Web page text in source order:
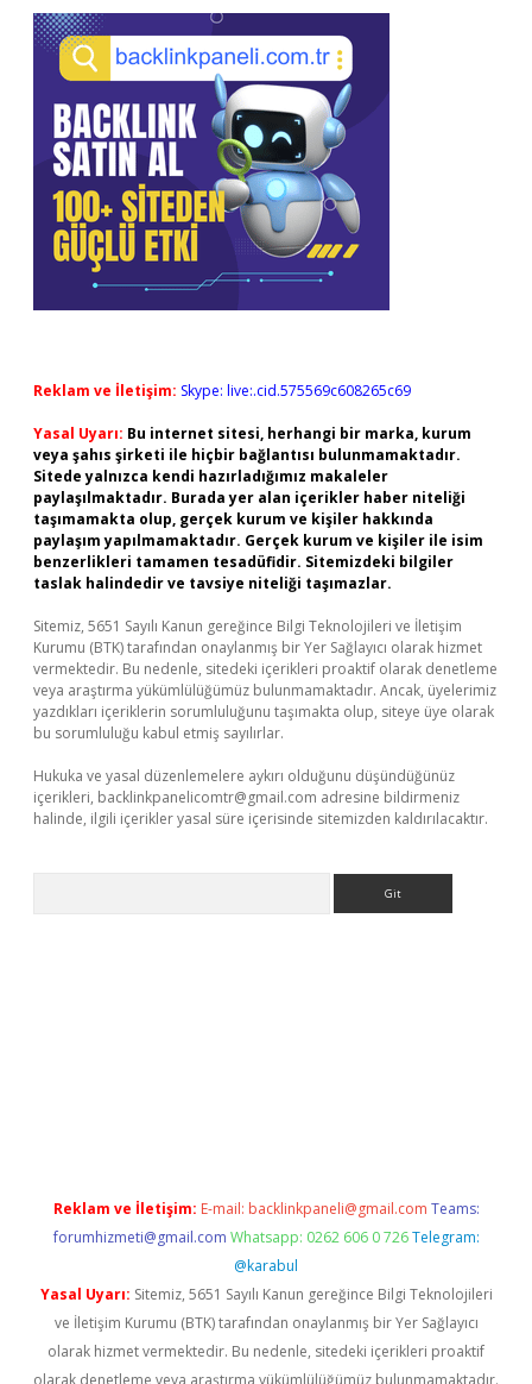
Reklam ve İletişim: Skype: live:.cid.575569c608265c69
Yasal Uyarı: Bu internet sitesi, herhangi bir marka, kurum
veya şahıs şirketi ile hiçbir bağlantısı bulunmamaktadır.
Sitede yalnızca kendi hazırladığımız makaleler
paylaşılmaktadır. Burada yer alan içerikler haber niteliği
taşımamakta olup, gerçek kurum ve kişiler hakkında
paylaşım yapılmamaktadır. Gerçek kurum ve kişiler ile isim
benzerlikleri tamamen tesadüfidir. Sitemizdeki bilgiler
taslak halindedir ve tavsiye niteliği taşımazlar.
Sitemiz, 5651 Sayılı Kanun gereğince Bilgi Teknolojileri ve İletişim
Kurumu (BTK) tarafından onaylanmış bir Yer Sağlayıcı olarak hizmet
vermektedir. Bu nedenle, sitedeki içerikleri proaktif olarak denetleme
veya araştırma yükümlülüğümüz bulunmamaktadır. Ancak, üyelerimiz
yazdıkları içeriklerin sorumluluğunu taşımakta olup, siteye üye olarak
bu sorumluluğu kabul etmiş sayılırlar.
Hukuka ve yasal düzenlemelere aykırı olduğunu düşündüğünüz
içerikleri, backlinkpanelicomtr@gmail.com adresine bildirmeniz
halinde, ilgili içerikler yasal süre içerisinde sitemizden kaldırılacaktır.
Reklam ve İletişim: E-mail: backlinkpaneli@gmail.com Teams:
forumhizmeti@gmail.com Whatsapp: 0262 606 0 726 Telegram:
@karabul
Yasal Uyarı: Sitemiz, 5651 Sayılı Kanun gereğince Bilgi Teknolojileri
ve İletişim Kurumu (BTK) tarafından onaylanmış bir Yer Sağlayıcı
olarak hizmet vermektedir. Bu nedenle, sitedeki içerikleri proaktif
olarak denetleme veya araştırma yükümlülüğümüz bulunmamaktadır.